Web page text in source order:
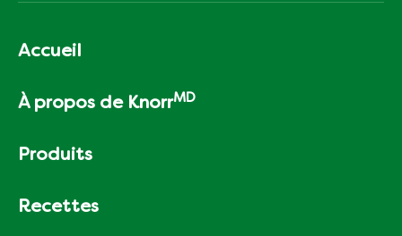
Accueil
À propos de KnorrMD
Produits
Recettes